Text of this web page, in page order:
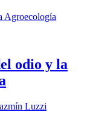
Agroecología
odio y la
Luzzi